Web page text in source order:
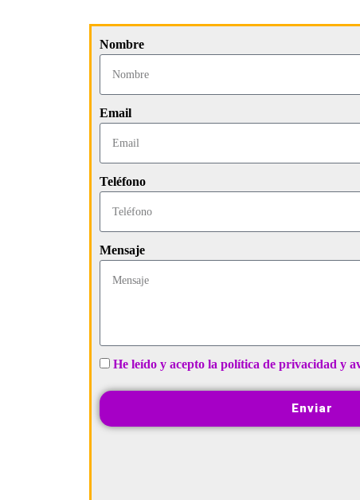
Nombre
Email
Teléfono
Mensaje
He leído y acepto la política de privacidad y
Enviar